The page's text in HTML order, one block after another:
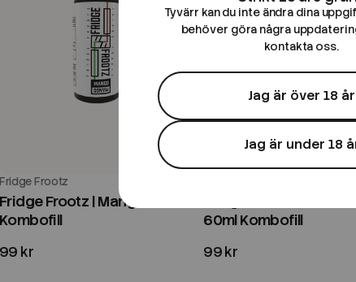
Fridge Frootz
Fridge Frootz | Mango | 60ml
Kombofill
99 kr
60ml Kombofill
99 kr
Tyvärr kan du inte ändra dina
behöver göra några
kontakta oss.
Jag är över 18 år
Jag är under 18